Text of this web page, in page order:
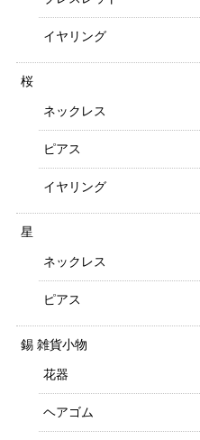
イヤリング
桜
ネックレス
ピアス
イヤリング
星
ネックレス
ピアス
錫 雑貨小物
花器
ヘアゴム